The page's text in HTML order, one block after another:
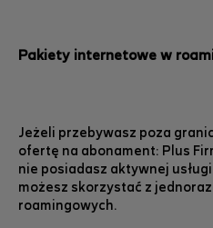
Pakiety internetowe w
Jeżeli przebywasz poza
ofertę na abonament: Plus
nie posiadasz aktywnej
możesz skorzystać z
roamingowych.